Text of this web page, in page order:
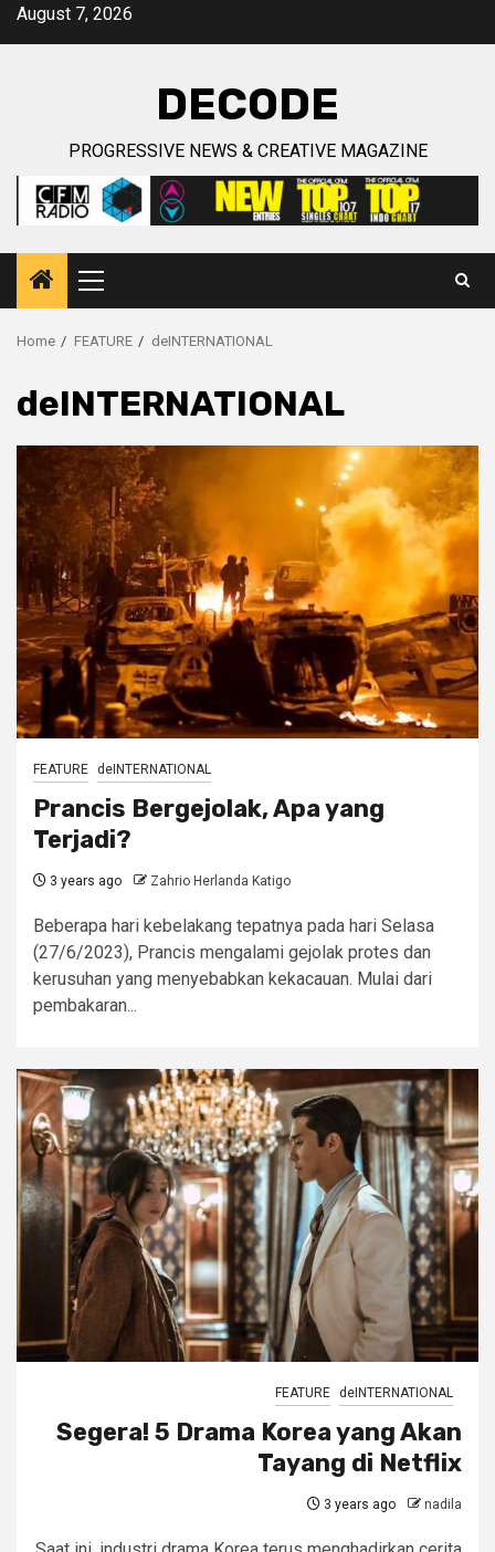
SkipAugust 7, 2026
DECODE
PROGRESSIVE NEWS & CREATIVE MAGAZINE
Primary
Menu
Home FEATURE deINTERNATIONAL
deINTERNATIONAL
FEATURE deINTERNATIONAL
Prancis Bergejolak, Apa yang
Terjadi?
3 years ago Zahrio Herlanda Katigo
Beberapa hari kebelakang tepatnya pada hari Selasa
(27/6/2023), Prancis mengalami gejolak protes dan
kerusuhan yang menyebabkan kekacauan. Mulai dari
pembakaran...
FEATURE deINTERNATIONAL
Segera! 5 Drama Korea yang Akan
Tayang di Netflix
3 years ago nadila